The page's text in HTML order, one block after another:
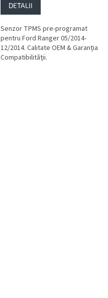
DETALII
Senzor TPMS pre-programat
pentru Ford Ranger 05/2014-
12/2014. Calitate OEM & Garanția
Compatibilității.